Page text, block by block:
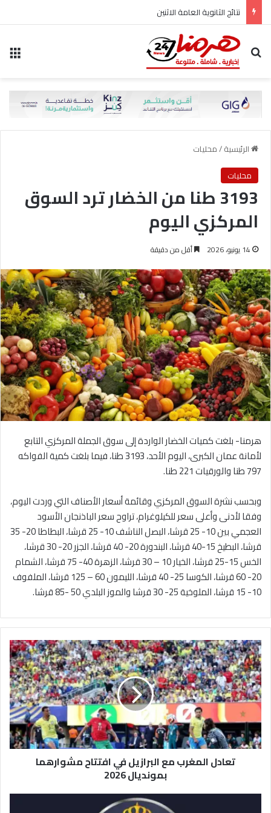
نتائج الثانوية العامة الاثنين
بحث عن
الرئيسية/محليات
محليات
3193 طنا من الخضار ترد السوق
المركزي اليوم
14 يونيو، 2026 أقل من دقيقة
هرمنا- بلغت كميات الخضار الواردة إلى سوق الجملة المركزي التابع
لأمانة عمان الكبرى، اليوم الأحد، 3193 طنا، فيما بلغت كمية الفواكه
797 طنا والورقيات 221 طنا.
وبحسب نشرة السوق المركزي وقائمة أسعار الأصناف التي وردت اليوم،
وفقا لأدنى وأعلى سعر للكيلوغرام، تراوح سعر الباذنجان الأسود
العجمي بين 10- 25 قرشا، البصل الناشف 10- 25 قرشا، البطاطا 20- 35
قرشا، البطيخ 15-40 قرشا، البندورة 20- 40 قرشا، الجزر 20- 30 قرشا،
الخس 15-25 قرشا، الخيار 10 – 30 قرشا، الزهرة 40- 75 قرشا، الشمام
20- 60 قرشا، الكوسا 25- 40 قرشا، الليمون 60 – 125 قرشا، الملفوف
10- 15 قرشا، الملوخية 25- 30 قرشا والموز البلدي 50 -85 قرشا.
ت
ع
ا
د
ل
ا
ل
م
غ
ع
تعادل المغرب مع البرازيل في افتتاح مشوارهما
بمونديال 2026